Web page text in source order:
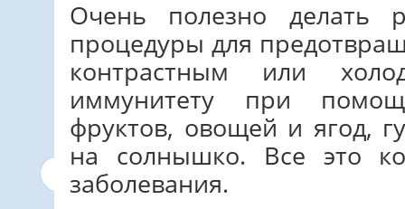
Очень полезно делать
процедуры для
контрастным или
иммунитету при
фруктов, овощей и ягод,
на солнышко. Все это
заболевания.